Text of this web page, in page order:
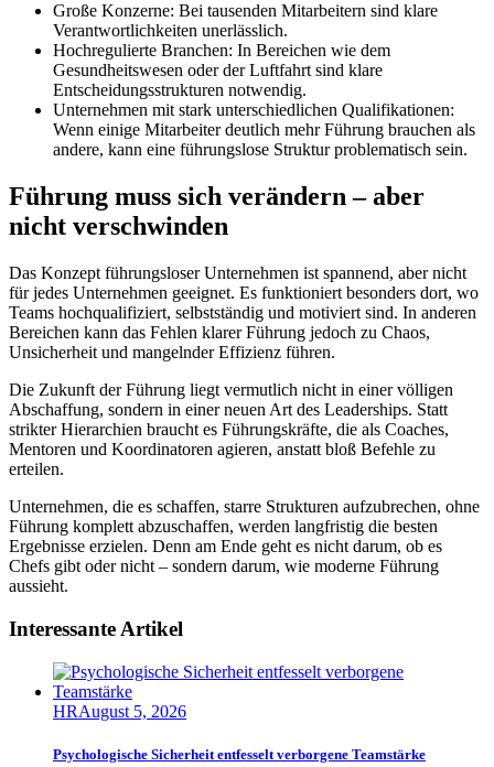
Große Konzerne: Bei tausenden Mitarbeitern sind klare
Verantwortlichkeiten unerlässlich.
Hochregulierte Branchen: In Bereichen wie dem
Gesundheitswesen oder der Luftfahrt sind klare
Entscheidungsstrukturen notwendig.
Unternehmen mit stark unterschiedlichen Qualifikationen:
Wenn einige Mitarbeiter deutlich mehr Führung brauchen als
andere, kann eine führungslose Struktur problematisch sein.
Führung muss sich verändern – aber
nicht verschwinden
Das Konzept führungsloser Unternehmen ist spannend, aber nicht
für jedes Unternehmen geeignet. Es funktioniert besonders dort, wo
Teams hochqualifiziert, selbstständig und motiviert sind. In anderen
Bereichen kann das Fehlen klarer Führung jedoch zu Chaos,
Unsicherheit und mangelnder Effizienz führen.
Die Zukunft der Führung liegt vermutlich nicht in einer völligen
Abschaffung, sondern in einer neuen Art des Leaderships. Statt
strikter Hierarchien braucht es Führungskräfte, die als Coaches,
Mentoren und Koordinatoren agieren, anstatt bloß Befehle zu
erteilen.
Unternehmen, die es schaffen, starre Strukturen aufzubrechen, ohne
Führung komplett abzuschaffen, werden langfristig die besten
Ergebnisse erzielen. Denn am Ende geht es nicht darum, ob es
Chefs gibt oder nicht – sondern darum, wie moderne Führung
aussieht.
Interessante Artikel
HRAugust 5, 2026
Psychologische Sicherheit entfesselt verborgene Teamstärke